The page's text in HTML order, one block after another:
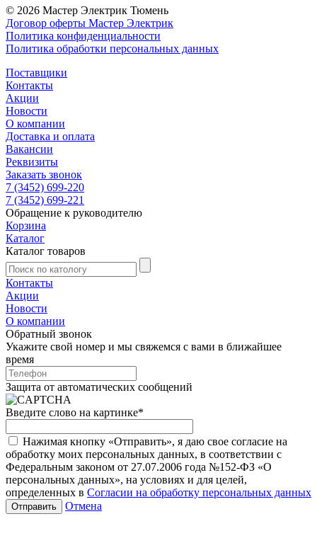
© 2026 Мастер Электрик Тюмень
Договор оферты Мастер Электрик
Политика конфиденциальности
Политика обработки персональных данных
Поставщики
Контакты
Акции
Новости
О компании
Доставка и оплата
Вакансии
Реквизиты
Заказать звонок
7 (3452) 699-220
7 (3452) 699-221
Обращение к руководителю
Корзина
Каталог
Каталог товаров
Контакты
Акции
Новости
О компании
Обратный звонок
Укажите свой номер и мы свяжемся с вами в ближайшее
время
Защита от автоматических сообщений
Введите слово на картинке*
Нажимая кнопку «Отправить», я даю свое согласие на
обработку моих персональных данных, в соответствии с
Федеральным законом от 27.07.2006 года №152-ФЗ «О
персональных данных», на условиях и для целей,
определенных в Согласии на обработку персональных данных
Отмена